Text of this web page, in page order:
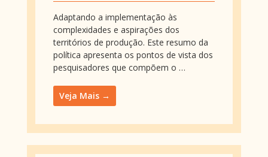
Adaptando a implementação às
complexidades e aspirações dos
territórios de produção. Este resumo da
política apresenta os pontos de vista dos
pesquisadores que compõem o …
Veja Mais →